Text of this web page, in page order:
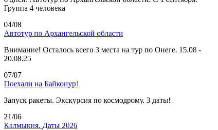
Группа 4 человека
04/08
Автотур по Архангельской области
Внимание! Осталось всего 3 места на тур по Онеге. 15.08 -
20.08.25
07/07
Поехали на Байконур!
Запуск ракеты. Экскурсия по космодрому. 3 даты!
21/06
Калмыкия. Даты 2026